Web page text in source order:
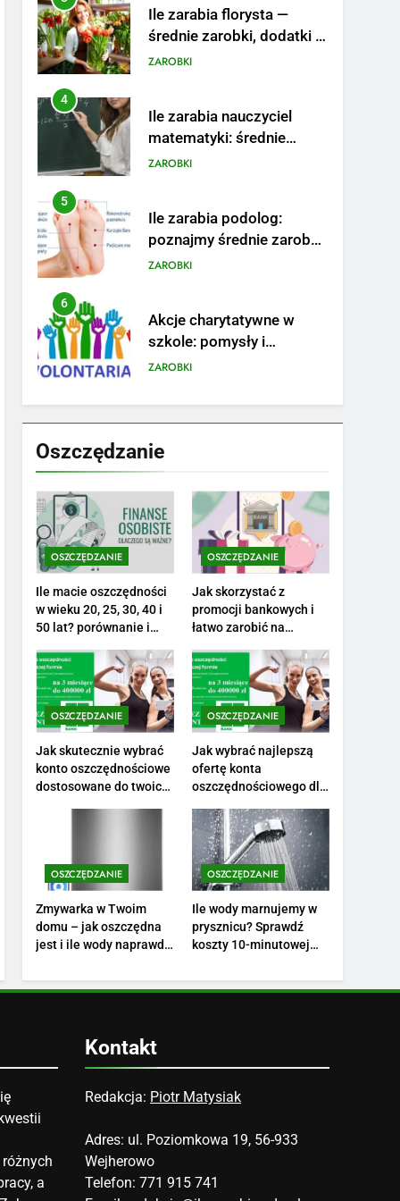
Ile zarabia florysta —
średnie zarobki, dodatki i
sposoby na podwyżkę
ZAROBKI
4
Ile zarabia nauczyciel
matematyki: średnie
zarobki, dodatki i
ZAROBKI
5
Ile zarabia podolog:
poznajmy średnie zarobki
na tym stanowisku
ZAROBKI
6
Akcje charytatywne w
szkole: pomysły i
przykłady, które
ZAROBKI
7
Jak przygotować się
finansowo na narodziny
jak zaplanować budżet
PORADY
8
Netflix tagger — czym
jest, opinie i zarobki
PRACA
1
Ile zarabia striptizer:
poznaj aktualne stawki
męskiego striptizera
ZAROBKI
2
Ile zarabia psycholog
szkolny: poznaj średnie
zarobki na tym
stanowisku
ZAROBKI
Ile zarabia florysta —
średnie zarobki, dodatki i
sposoby na podwyżkę
ZAROBKI
4
Ile zarabia nauczyciel
matematyki: średnie
perspektywy
ZAROBKI
poznajmy średnie zarobki
Akcje charytatywne w
szkole: pomysły i
przykłady, które
ZAROBKI
Oszczędzanie
OSZCZĘDZANIE
Ile macie oszczędności
w wieku 20, 25, 30, 40 i
50 lat? porównanie i
OSZCZĘDZANIE
Jak skorzystać z
promocji bankowych i
łatwo zarobić na
OSZCZĘDZANIE
Jak skutecznie wybrać
konto oszczędnościowe
dostosowane do twoich
OSZCZĘDZANIE
Jak wybrać najlepszą
ofertę konta
oszczędnościowego dla
OSZCZĘDZANIE
Zmywarka w Twoim
domu – jak oszczędna
jest i ile wody naprawdę
OSZCZĘDZANIE
Ile wody marnujemy w
prysznicu? Sprawdź
koszty 10-minutowej
a
Kontakt
Redakcja: Piotr Matysiak
Adres: ul. Poziomkowa 19, 56-933
Wejherowo
Telefon: 771 915 741